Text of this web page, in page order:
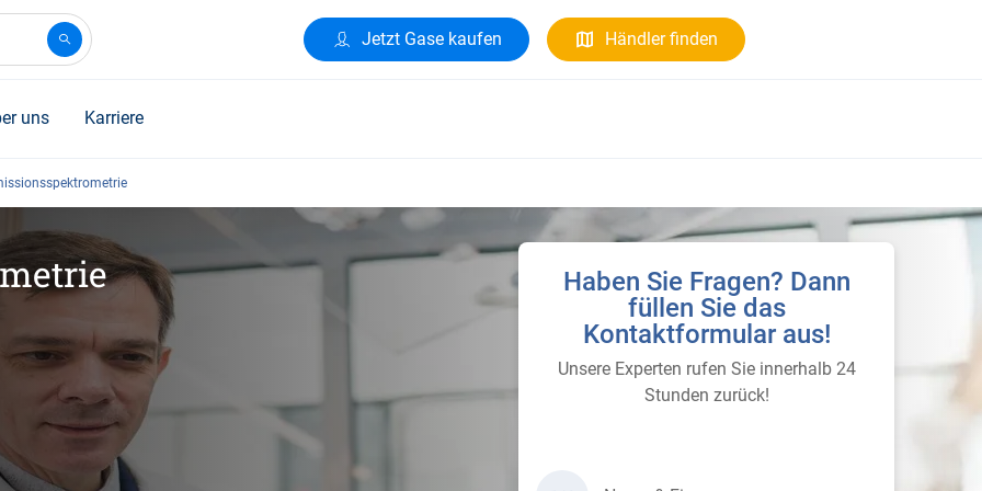
Jetzt Gase kaufen Händler finden
uns Karriere
Haben Sie Fragen? Dann
füllen Sie das
Kontaktformular aus!
Unsere Experten rufen Sie innerhalb 24
Stunden zurück!